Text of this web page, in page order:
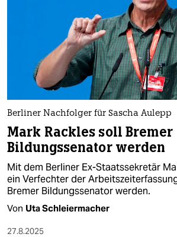
Berliner Nachfolger für Sascha Aulepp
Mark Rackles soll Bremer
Bildungssenator werden
Mit dem Berliner Ex-Staatssekretär
ein Verfechter der
Bremer Bildungssenator werden.
Von Uta Schleiermacher
27.8.2025